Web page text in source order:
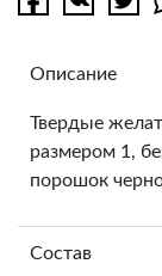
Описание
Твердые
размером 1,
порошок
Состав